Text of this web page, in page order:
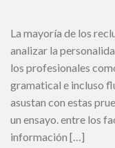
La mayoría de los
analizar la
los profesionales
gramatical e incluso
asustan con estas
un ensayo. entre los
información […]